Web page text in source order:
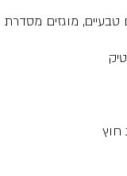
מוגזים
חוץ